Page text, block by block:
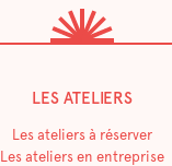
LES ATELIERS
Les ateliers à réserver
Les ateliers en entreprise